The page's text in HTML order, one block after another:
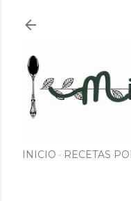
INICIO RECETAS